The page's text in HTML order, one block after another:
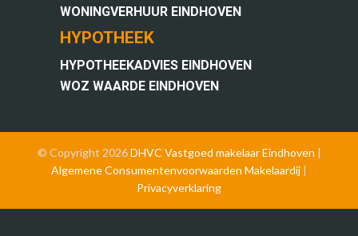
WONINGVERHUUR EINDHOVEN
HYPOTHEEK
HYPOTHEEKADVIES EINDHOVEN
WOZ WAARDE EINDHOVEN
© Copyright 2026DHVC Vastgoed makelaar Eindhoven |
Algemene Consumentenvoorwaarden Makelaardij |
Privacyverklaring